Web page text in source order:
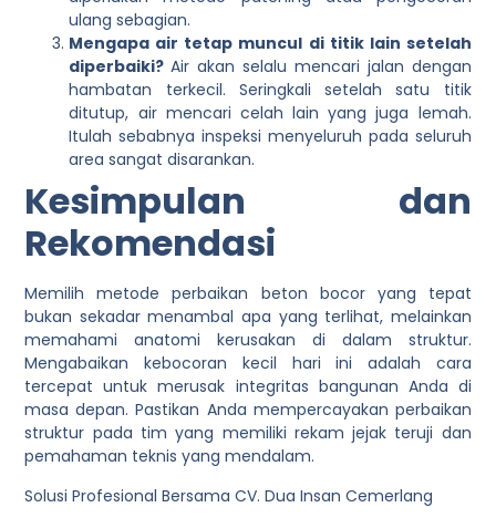
ulang sebagian.
Mengapa air tetap muncul di titik lain setelah
diperbaiki?Air akan selalu mencari jalan dengan
hambatan terkecil. Seringkali setelah satu titik
ditutup, air mencari celah lain yang juga lemah.
Itulah sebabnya inspeksi menyeluruh pada seluruh
area sangat disarankan.
Kesimpulan dan
Rekomendasi
Memilih metode perbaikan beton bocor yang tepat
bukan sekadar menambal apa yang terlihat, melainkan
memahami anatomi kerusakan di dalam struktur.
Mengabaikan kebocoran kecil hari ini adalah cara
tercepat untuk merusak integritas bangunan Anda di
masa depan. Pastikan Anda mempercayakan perbaikan
struktur pada tim yang memiliki rekam jejak teruji dan
pemahaman teknis yang mendalam.
Solusi Profesional Bersama CV. Dua Insan Cemerlang